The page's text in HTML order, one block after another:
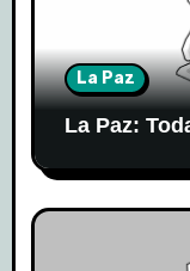
La Paz
La Paz: